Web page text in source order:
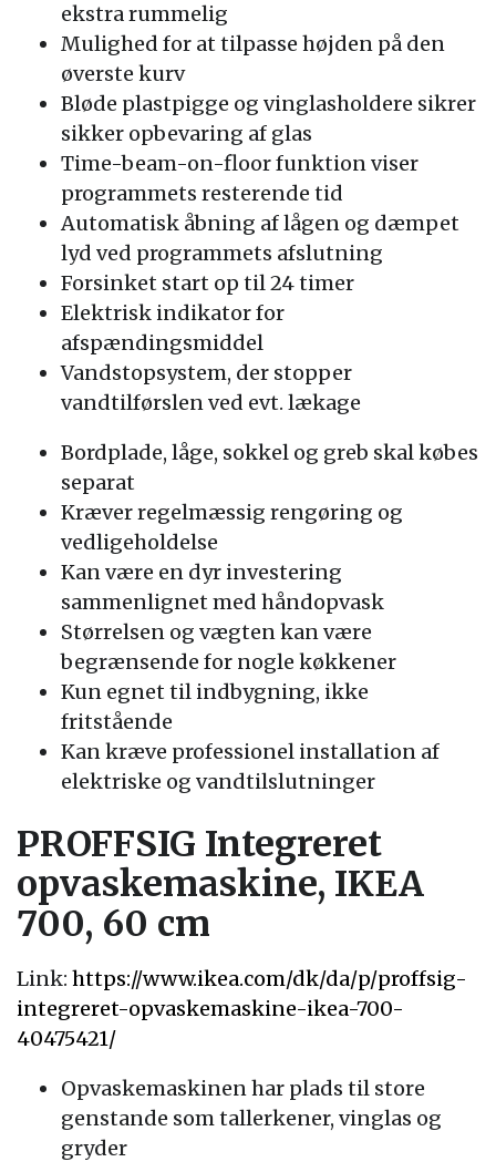
ekstra rummelig
Mulighed for at tilpasse højden på den
øverste kurv
Bløde plastpigge og vinglasholdere sikrer
sikker opbevaring af glas
Time-beam-on-floor funktion viser
programmets resterende tid
Automatisk åbning af lågen og dæmpet
lyd ved programmets afslutning
Forsinket start op til 24 timer
Elektrisk indikator for
afspændingsmiddel
Vandstopsystem, der stopper
vandtilførslen ved evt. lækage
Bordplade, låge, sokkel og greb skal købes
separat
Kræver regelmæssig rengøring og
vedligeholdelse
Kan være en dyr investering
sammenlignet med håndopvask
Størrelsen og vægten kan være
begrænsende for nogle køkkener
Kun egnet til indbygning, ikke
fritstående
Kan kræve professionel installation af
elektriske og vandtilslutninger
PROFFSIG Integreret
opvaskemaskine, IKEA
700, 60 cm
Link: https://www.ikea.com/dk/da/p/proffsig-
integreret-opvaskemaskine-ikea-700-
40475421/
Opvaskemaskinen har plads til store
genstande som tallerkener, vinglas og
gryder